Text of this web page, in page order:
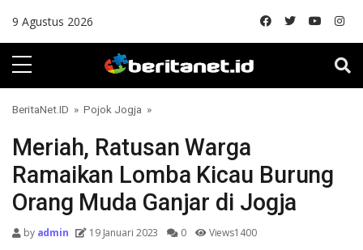
9 Agustus 2026
BeritaNet.ID » Pojok Jogja »
Meriah, Ratusan Warga
Ramaikan Lomba Kicau Burung
Orang Muda Ganjar di Jogja
byadmin 19 Januari 2023 0 Views1400